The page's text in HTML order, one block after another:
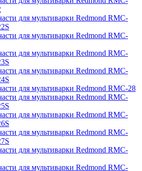
для мультиварки Redmond RMC-
для мультиварки Redmond RMC-
для мультиварки Redmond RMC-
для мультиварки Redmond RMC-
для мультиварки Redmond RMC-28
для мультиварки Redmond RMC-
для мультиварки Redmond RMC-
для мультиварки Redmond RMC-
для мультиварки Redmond RMC-
для мультиварки Redmond RMC-